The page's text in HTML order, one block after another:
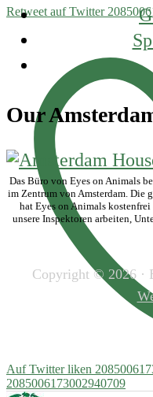
Retweet auf Twitter
Auf Twitter liken
2085006173002940709
Our
Das Büro von Eyes on Animals
im Zentrum von Amsterdam. Die
hat Eyes on Animals
unsere Inspektoren arbeiten,
Copyright © 2026 ·